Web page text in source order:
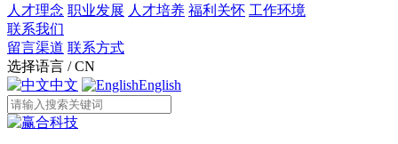
人才理念 职业发展 人才培养 福利关怀 工作环境
联系我们
留言渠道 联系方式
选择语言 / CN
中文
English